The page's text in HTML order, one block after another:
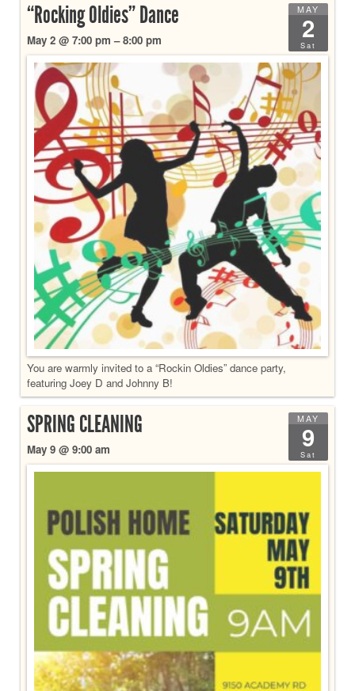
MAY
2
Sat
“Rocking Oldies” Dance
May 2 @ 7:00 pm – 8:00 pm
You are warmly invited to a “Rockin Oldies” dance party,
featuring Joey D and Johnny B!
MAY
9
Sat
SPRING CLEANING
May 9 @ 9:00 am